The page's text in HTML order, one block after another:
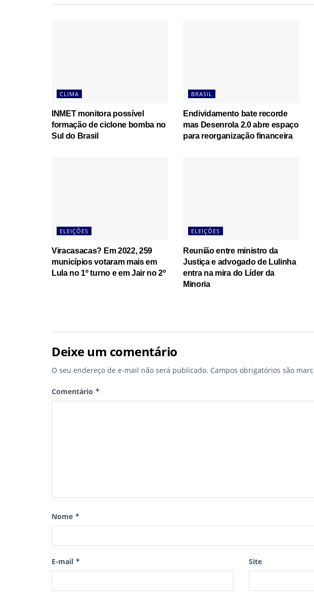
CLIMA
INMET monitora possível
formação de ciclone bomba no
Sul do Brasil
BRASIL
Endividamento bate recorde
mas Desenrola 2.0 abre espaço
para reorganização financeira
ELEIÇÕES
Viracasacas? Em 2022, 259
municípios votaram mais em
Lula no 1º turno e em Jair no 2º
ELEIÇÕES
Reunião entre ministro da
Justiça e advogado de Lulinha
entra na mira do Líder da
Minoria
Deixe um comentário
O seu endereço de e-mail não será publicado. Campos obrigatórios são
Comentário *
Nome *
E-mail * Site